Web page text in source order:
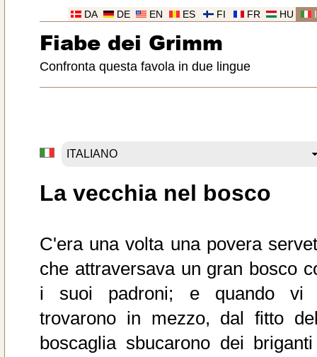
HU
FR
FI
ES
EN
DE
DA
Fiabe dei Grimm
Confronta questa favola in due lingue
La vecchia nel bosco
C'era una volta una povera
che attraversava un gran bosco
i suoi padroni; e quando vi
trovarono in mezzo, dal fitto
boscaglia sbucarono dei